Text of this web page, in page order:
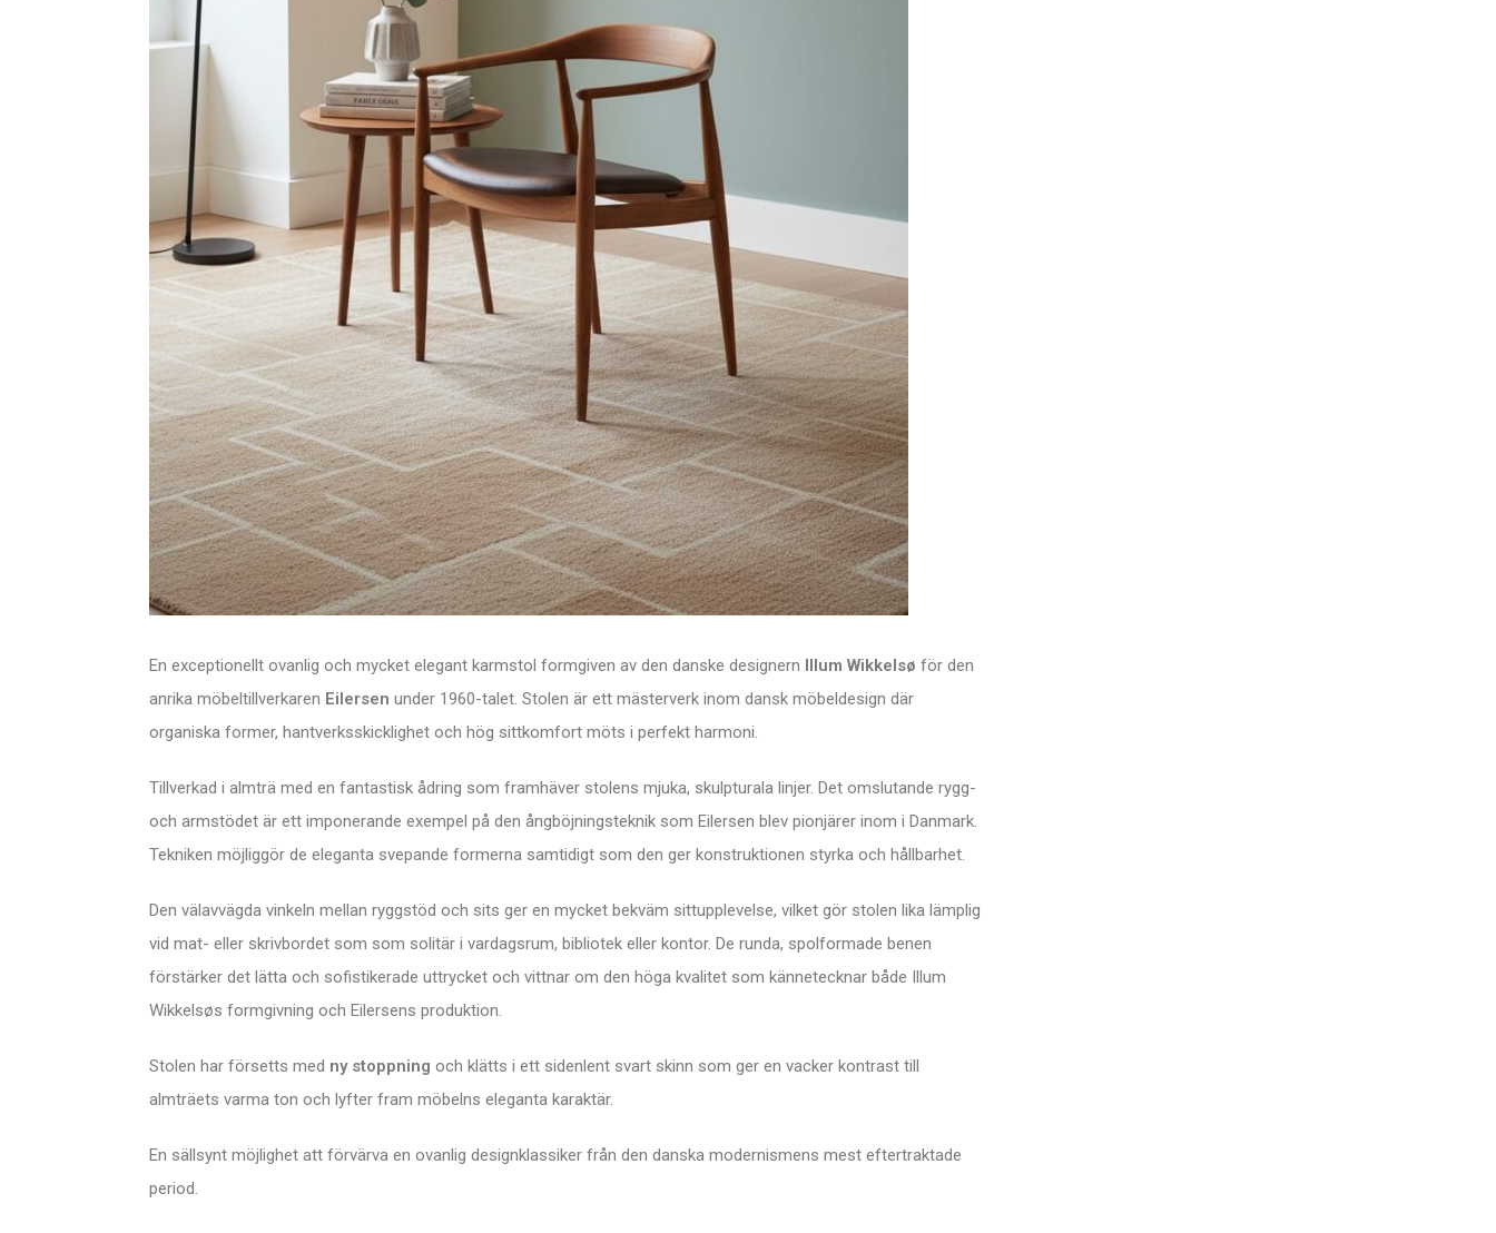
En exceptionellt ovanlig och mycket elegant karmstol formgiven av den danske designern Illum Wikkelsø för den
anrika möbeltillverkaren Eilersen under 1960-talet. Stolen är ett mästerverk inom dansk möbeldesign där
organiska former, hantverksskicklighet och hög sittkomfort möts i perfekt harmoni.
Tillverkad i almträ med en fantastisk ådring som framhäver stolens mjuka, skulpturala linjer. Det omslutande rygg-
och armstödet är ett imponerande exempel på den ångböjningsteknik som Eilersen blev pionjärer inom i Danmark.
Tekniken möjliggör de eleganta svepande formerna samtidigt som den ger konstruktionen styrka och hållbarhet.
Den välavvägda vinkeln mellan ryggstöd och sits ger en mycket bekväm sittupplevelse, vilket gör stolen lika lämplig
vid mat- eller skrivbordet som som solitär i vardagsrum, bibliotek eller kontor. De runda, spolformade benen
förstärker det lätta och sofistikerade uttrycket och vittnar om den höga kvalitet som kännetecknar både Illum
Wikkelsøs formgivning och Eilersens produktion.
Stolen har försetts med ny stoppning och klätts i ett sidenlent svart skinn som ger en vacker kontrast till
almträets varma ton och lyfter fram möbelns eleganta karaktär.
En sällsynt möjlighet att förvärva en ovanlig designklassiker från den danska modernismens mest eftertraktade
period.